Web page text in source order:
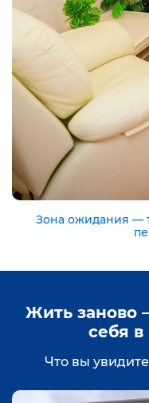
Зона ожидания —
Жить заново
себя в
Что вы